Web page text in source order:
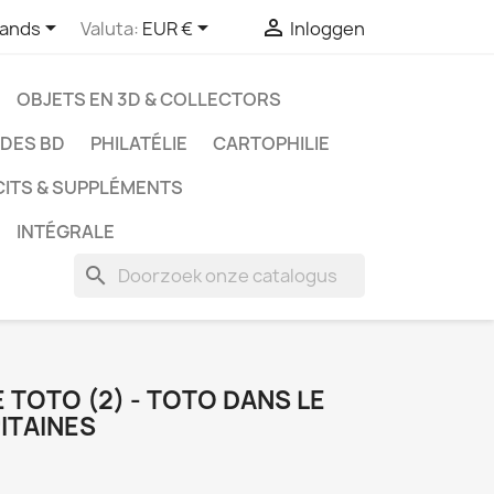
 Valuta: EUR €  Inloggen
OBJETS EN 3D & COLLECTORS
BD PHILATÉLIE
CARTOPHILIE
& SUPPLÉMENTS
INTÉGRALE
search
TOTO (2) - TOTO DANS LE